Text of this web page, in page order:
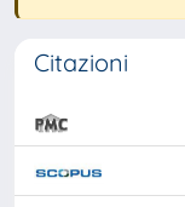
Citazioni